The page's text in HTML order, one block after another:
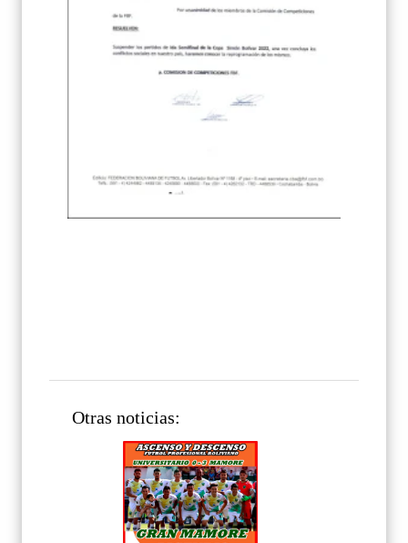
Otras noticias: